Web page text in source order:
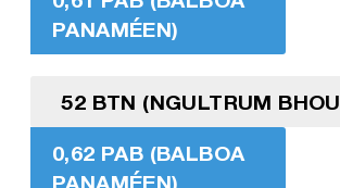
PANAMÉEN)
52 BTN (NGULTRUM
0,62 PAB (BALBOA
PANAMÉEN)